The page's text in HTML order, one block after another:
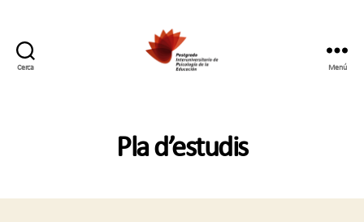
Cerca
Psicología
de
Menú
Pla d’estudis